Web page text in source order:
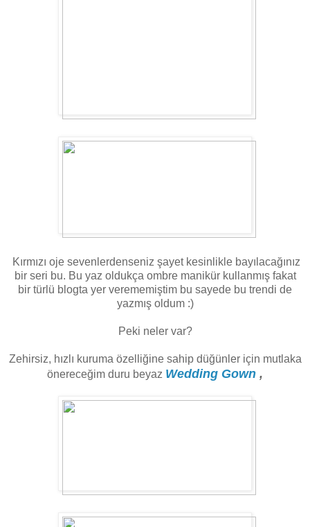
Kırmızı oje sevenlerdenseniz şayet kesinlikle bayılacağınız
bir seri bu. Bu yaz oldukça ombre manikür kullanmış fakat
bir türlü blogta yer verememiştim bu sayede bu trendi de
yazmış oldum :)
Peki neler var?
Zehirsiz, hızlı kuruma özelliğine sahip düğünler için mutlaka
önereceğim duru beyaz Wedding Gown ,